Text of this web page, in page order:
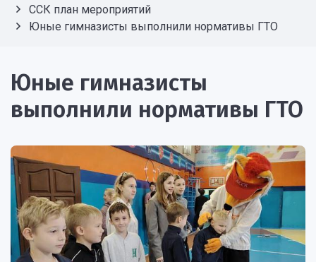
ССК план мероприятий
Юные гимназисты выполнили нормативы ГТО
Юные гимназисты
выполнили нормативы ГТО